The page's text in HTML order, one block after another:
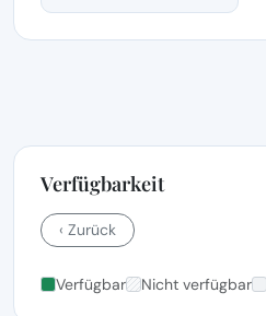
Verfügbarkeit
‹ Zurück
Verfügbar Nicht verfügbar